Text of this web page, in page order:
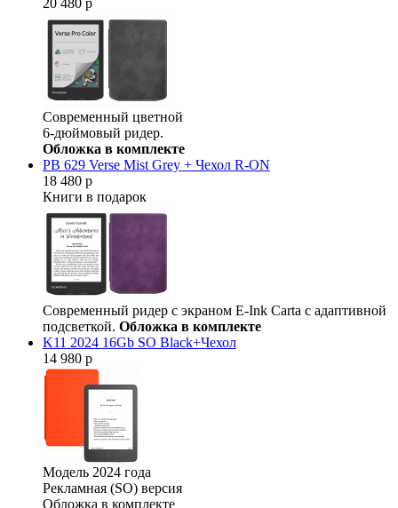
Современный цветной
6-дюймовый ридер.
Обложка в комплекте
PB 629 Verse Mist Grey + Чехол R-ON
18 480 р
Книги в подарок
Современный ридер с экраном E-Ink Carta с адаптивной
подсветкой. Обложка в комплекте
K11 2024 16Gb SO Black+Чехол
14 980 р
Модель 2024 года
Рекламная (SO) версия
Обложка в комплекте